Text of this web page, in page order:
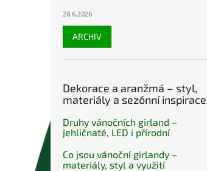
28.6.2026
ARCHIV
Dekorace a aranžmá – styl,
materiály a sezónní inspirace
Druhy vánočních girland –
jehličnaté, LED i přírodní
Co jsou vánoční girlandy –
materiály, styl a využití